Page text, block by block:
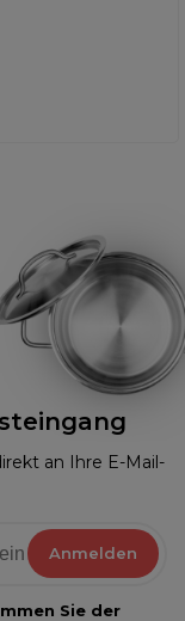
an Ihre E-Mail-
Anmelden
Sie der